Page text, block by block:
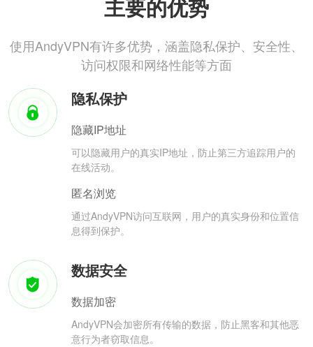
主要的优势
使用AndyVPN有许多优势，涵盖隐私保护、安全性、
访问权限和网络性能等方面
隐私保护
隐藏IP地址
可以隐藏用户的真实IP地址，防止第三方追踪用户的
在线活动。
匿名浏览
通过AndyVPN访问互联网，用户的真实身份和位置信
息得到保护。
数据安全
数据加密
AndyVPN会加密所有传输的数据，防止黑客和其他恶
意行为者窃取信息。